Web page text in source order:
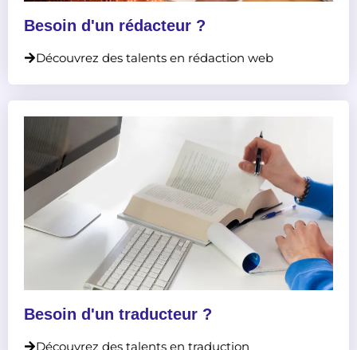
Besoin d'un rédacteur ?
Découvrez des talents en rédaction web
Besoin d'un traducteur ?
Découvrez des talents en traduction